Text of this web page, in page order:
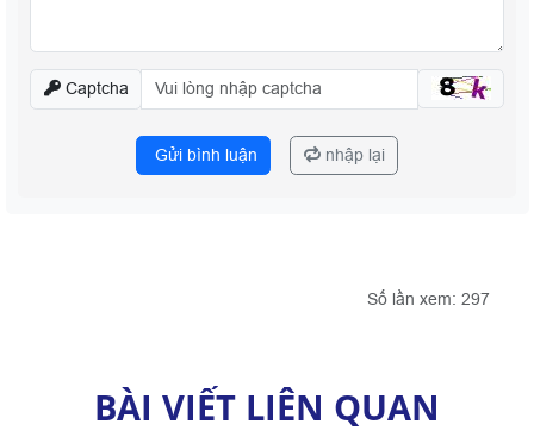
Captcha
Gửi bình luận nhập lại
Số lần xem: 297
BÀI VIẾT LIÊN QUAN